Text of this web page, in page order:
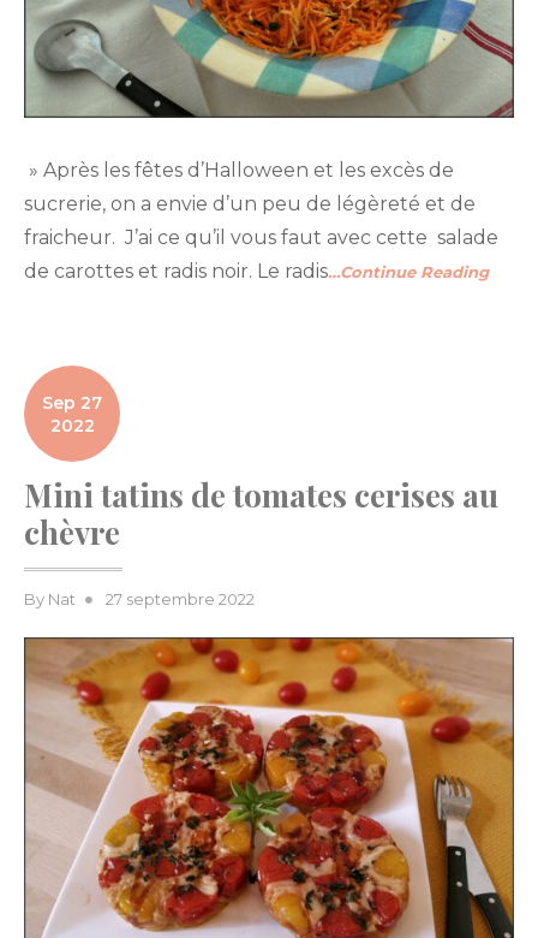
» Après les fêtes d’Halloween et les excès de
sucrerie, on a envie d’un peu de légèreté et de
fraicheur. J’ai ce qu’il vous faut avec cette salade
de carottes et radis noir. Le radis…Continue Reading
Sep 27
2022
Mini tatins de tomates cerises au
chèvre
By Nat
Posted
27 septembre 2022